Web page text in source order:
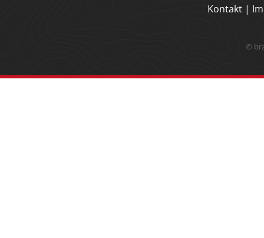
Kontakt |
©